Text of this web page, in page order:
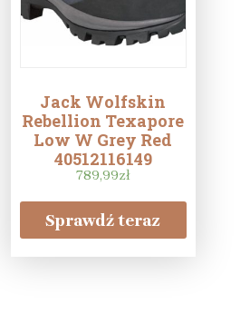
Jack Wolfskin
Rebellion Texapore
Low W Grey Red
40512116149
789,99zł
Sprawdź teraz